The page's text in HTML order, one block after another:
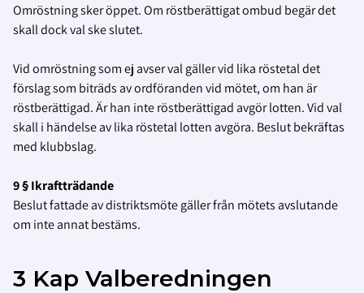
Omröstning sker öppet. Om röstberättigat ombud begär det
skall dock val ske slutet.
Vid omröstning som ej avser val gäller vid lika röstetal det
förslag som biträds av ordföranden vid mötet, om han är
röstberättigad. Är han inte röstberättigad avgör lotten. Vid val
skall i händelse av lika röstetal lotten avgöra. Beslut bekräftas
med klubbslag.
9 § Ikraftträdande
Beslut fattade av distriktsmöte gäller från mötets avslutande
om inte annat bestäms.
3 Kap Valberedningen